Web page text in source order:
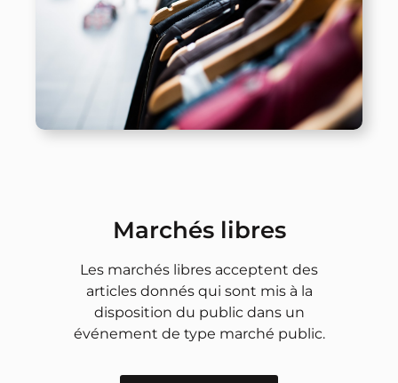
Marchés libres
Les marchés libres acceptent des
articles donnés qui sont mis à la
disposition du public dans un
événement de type marché public.